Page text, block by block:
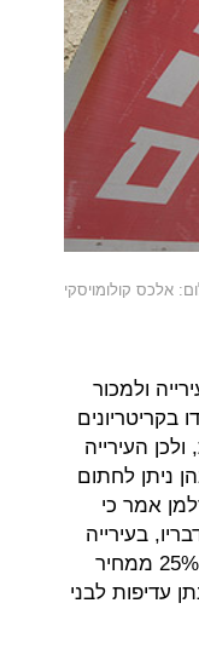
אלכס קולומויסקי
ולמכור
יעמדו בקריטריונים
העירייה
ניתן לחתום
אמר כי
בעירייה
בוחנים גם אופציה של שכירות. "אני מעריך שמחיר דירה יהיה נמוך ב־25% ממחיר
לי שתינתן עדיפות לבני